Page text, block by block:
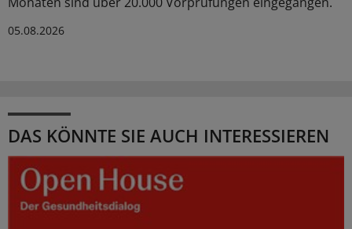
05.08.2026
DAS KÖNNTE SIE AUCH INTERESSIEREN